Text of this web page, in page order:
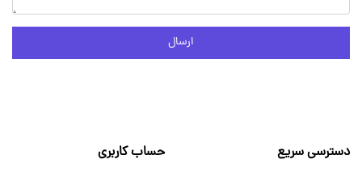
ارسال
دسترسی سریع
حساب کاربری